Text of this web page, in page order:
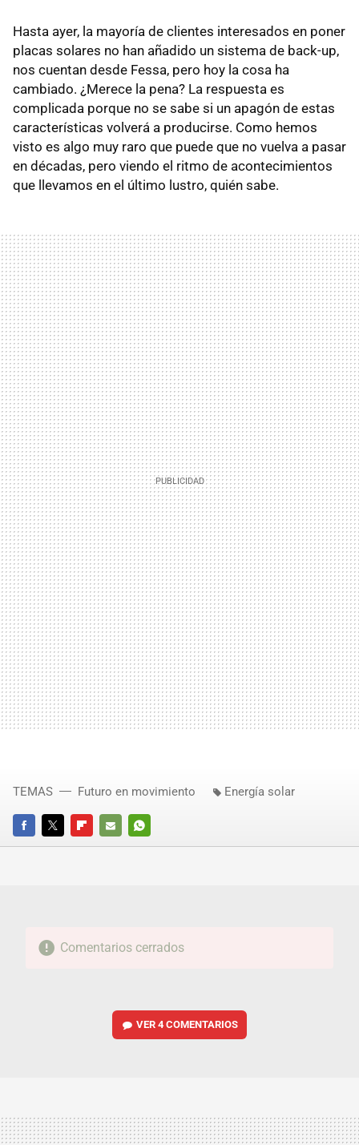
Hasta ayer, la mayoría de clientes interesados en poner
placas solares no han añadido un sistema de back-up,
nos cuentan desde Fessa, pero hoy la cosa ha
cambiado. ¿Merece la pena? La respuesta es
complicada porque no se sabe si un apagón de estas
características volverá a producirse. Como hemos
visto es algo muy raro que puede que no vuelva a pasar
en décadas, pero viendo el ritmo de acontecimientos
que llevamos en el último lustro, quién sabe.
FACEBOOKTWITTERFLIPBOARD
E-
WHATSAPP
TEMAS Futuro en movimiento Energía solar
Comentarios cerrados
VER4 COMENTARIOS